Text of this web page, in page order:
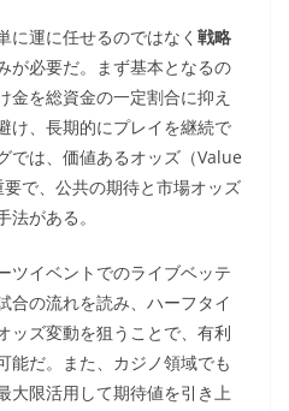
に運に任せるのではなく 戦略
が必要だ。まず基本となるの
金を総資金の一定割合に抑え
け、長期的にプレイを継続で
では、価値あるオッズ（Value
で、公共の期待と市場オッズ
がある。
ツイベントでのライブベッテ
合の流れを読み、ハーフタイ
ッズ変動を狙うことで、有利
能だ。また、カジノ領域でも
大限活用して期待値を引き上